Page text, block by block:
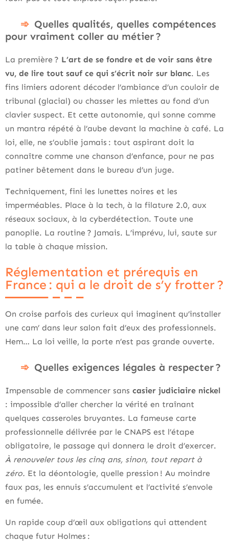
Quelles qualités, quelles compétences
pour vraiment coller au métier ?
La première ? L’art de se fondre et de voir sans être
vu, de lire tout sauf ce qui s’écrit noir sur blanc. Les
fins limiers adorent décoder l’ambiance d’un couloir de
tribunal (glacial) ou chasser les miettes au fond d’un
clavier suspect. Et cette autonomie, qui sonne comme
un mantra répété à l’aube devant la machine à café. La
loi, elle, ne s’oublie jamais : tout aspirant doit la
connaître comme une chanson d’enfance, pour ne pas
patiner bêtement dans le bureau d’un juge.
Techniquement, fini les lunettes noires et les
imperméables. Place à la tech, à la filature 2.0, aux
réseaux sociaux, à la cyberdétection. Toute une
panoplie. La routine ? Jamais. L’imprévu, lui, saute sur
la table à chaque mission.
Réglementation et prérequis en
France : qui a le droit de s’y frotter ?
On croise parfois des curieux qui imaginent qu’installer
une cam’ dans leur salon fait d’eux des professionnels.
Hem… La loi veille, la porte n’est pas grande ouverte.
Quelles exigences légales à respecter ?
Impensable de commencer sans casier judiciaire nickel
: impossible d’aller chercher la vérité en traînant
quelques casseroles bruyantes. La fameuse carte
professionnelle délivrée par le CNAPS est l’étape
obligatoire, le passage qui donnera le droit d’exercer.
À renouveler tous les cinq ans, sinon, tout repart à
zéro. Et la déontologie, quelle pression ! Au moindre
faux pas, les ennuis s’accumulent et l’activité s’envole
en fumée.
Un rapide coup d’œil aux obligations qui attendent
chaque futur Holmes :